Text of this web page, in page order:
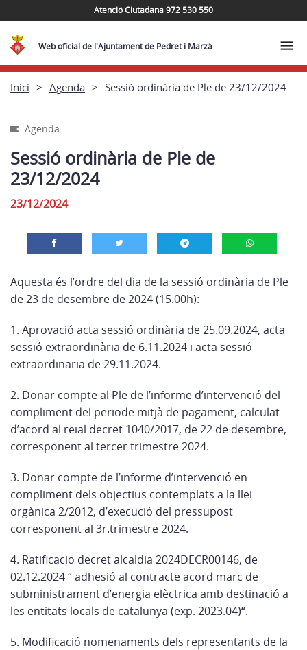
Atenció Ciutadana 972 530 550
Web oficial de l'Ajuntament de Pedret i Marzà
Inici Agenda Sessió ordinària de Ple de 23/12/2024
Agenda
Sessió ordinària de Ple de
23/12/2024
23/12/2024
Aquesta és l’ordre del dia de la sessió ordinària de Ple
de 23 de desembre de 2024 (15.00h):
1. Aprovació acta sessió ordinària de 25.09.2024, acta
sessió extraordinària de 6.11.2024 i acta sessió
extraordinaria de 29.11.2024.
2. Donar compte al Ple de l’informe d’intervenció del
compliment del periode mitjà de pagament, calculat
d’acord al reial decret 1040/2017, de 22 de desembre,
corresponent al tercer trimestre 2024.
3. Donar compte de l’informe d’intervenció en
compliment dels objectius contemplats a la llei
orgànica 2/2012, d’execució del pressupost
corresponent al 3r.trimestre 2024.
4. Ratificacio decret alcaldia 2024DECR00146, de
02.12.2024 “ adhesió al contracte acord marc de
subministrament d’energia elèctrica amb destinació a
les entitats locals de catalunya (exp. 2023.04)“.
5. Modificació nomenaments dels representants de la